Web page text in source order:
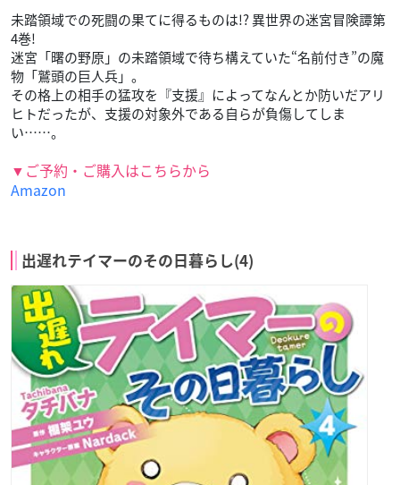
未踏領域での死闘の果てに得るものは!? 異世界の迷宮冒険譚第
4巻!
迷宮「曙の野原」の未踏領域で待ち構えていた“名前付き”の魔
物「鷲頭の巨人兵」。
その格上の相手の猛攻を『支援』によってなんとか防いだアリ
ヒトだったが、支援の対象外である自らが負傷してしま
い……。
▼ご予約・ご購入はこちらから
Amazon
出遅れテイマーのその日暮らし(4)